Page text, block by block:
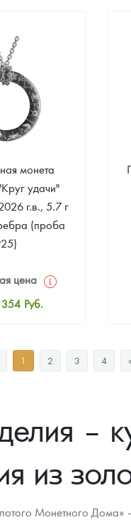
Звоните
монета
удачи"
г.в., 5.7 г
(проба
цена
Руб.
951 Руб.
выкупа
1 2 3 4
–
из
Монетного Дома» –